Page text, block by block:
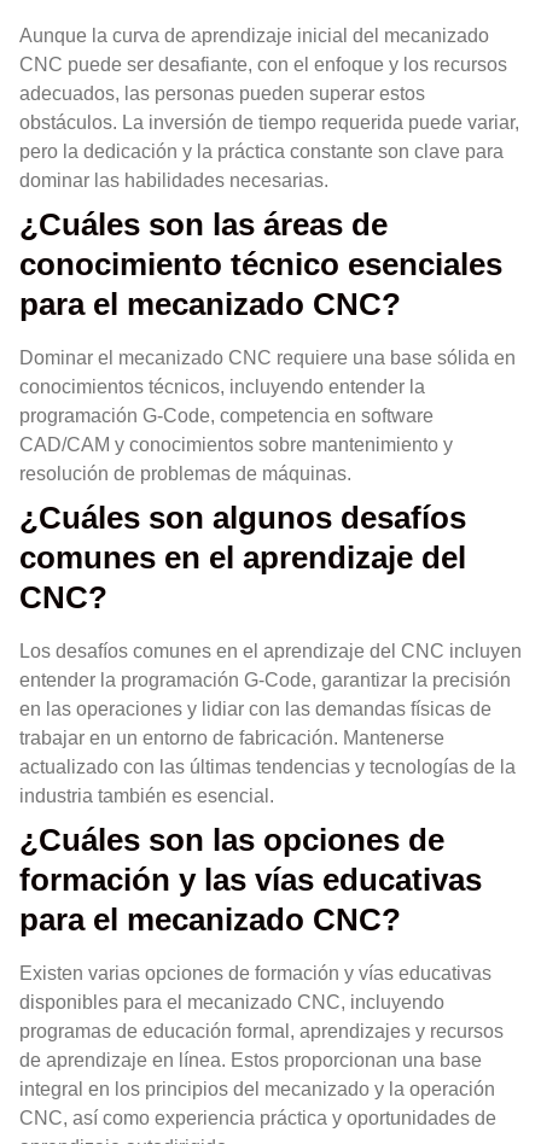
Aunque la curva de aprendizaje inicial del mecanizado
CNC puede ser desafiante, con el enfoque y los recursos
adecuados, las personas pueden superar estos
obstáculos. La inversión de tiempo requerida puede variar,
pero la dedicación y la práctica constante son clave para
dominar las habilidades necesarias.
¿Cuáles son las áreas de
conocimiento técnico esenciales
para el mecanizado CNC?
Dominar el mecanizado CNC requiere una base sólida en
conocimientos técnicos, incluyendo entender la
programación G-Code, competencia en software
CAD/CAM y conocimientos sobre mantenimiento y
resolución de problemas de máquinas.
¿Cuáles son algunos desafíos
comunes en el aprendizaje del
CNC?
Los desafíos comunes en el aprendizaje del CNC incluyen
entender la programación G-Code, garantizar la precisión
en las operaciones y lidiar con las demandas físicas de
trabajar en un entorno de fabricación. Mantenerse
actualizado con las últimas tendencias y tecnologías de la
industria también es esencial.
¿Cuáles son las opciones de
formación y las vías educativas
para el mecanizado CNC?
Existen varias opciones de formación y vías educativas
disponibles para el mecanizado CNC, incluyendo
programas de educación formal, aprendizajes y recursos
de aprendizaje en línea. Estos proporcionan una base
integral en los principios del mecanizado y la operación
CNC, así como experiencia práctica y oportunidades de